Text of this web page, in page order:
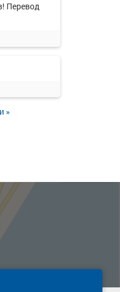
Перевод
»